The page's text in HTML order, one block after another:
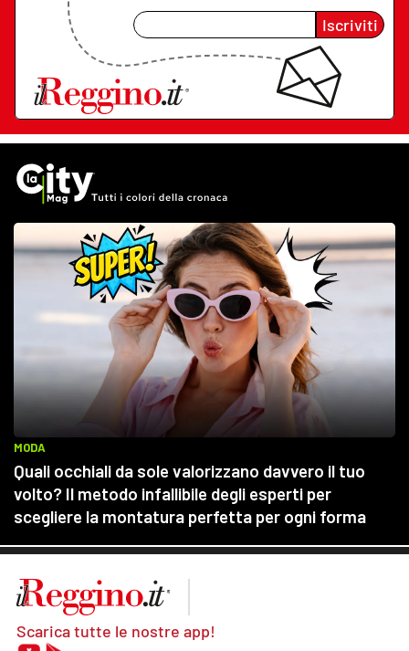
Iscriviti
Scarica tutte le nostre app!